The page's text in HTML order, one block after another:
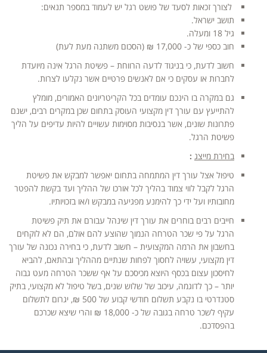
לצורך זכאות לסעד של פושט רגל יש לעמוד במספר תנאים:
תושב ישראל.
גיל 18 ומעלה.
חוב כספי של כ- 17,000 ₪ (הסכום משתנה מעת לעת)
חשוב לדעת, כי בניגוד לדעה הרווחת – פשיטת הרגל אינה מיועדת
לחברות או עסקים כי אם לאנשים פרטיים אשר נקלעו לצרות.
גם במקרה בו הינכם עומדים בכל הקריטריונים האמורים, מומלץ
להתייעץ עם עורך דין מקצועי העוסק בתחום שכן במקרים רבים, ישנם
פתרונות שונים, אשר בנסיבות מסוימות עשויים להיות עדיפים על הליך
פשיטת הרגל.
בחירת מייצג :
טיפול אצל עורך דין המתמחה בתחום יאפשר למבקש את פשיטת
הרגל לקבל לווי צמוד בהליך לכל אורכו של ההליך ועד בקשת להפטר
מחובותיו ועל ידי כך להימנע מפגיעה במבקש ו/או בזכויותיו.
חייבים רבים בוחרים את עורך דין שינהל עבורם את תיק פשיטת
הרגל על פי שכר הטרחה הנמוך שהוצע להם אולם, הם לא לוקחים
בחשבון את הרמה המקצועית – חשוב לדעת, כי בחירה נכונה של עורך
דין מקצועי, עשויה לחסוך לפחות שנתיים מההליך ובהתאם, להביא
לחיסכון עצום בכסף היוצא מכיסכם על אף ששכר הטרחה מעט גבוה
יותר – כך לדוגמה, עיכוב של שלוש שנים, בשל טיפול לא מקצועי, בתיק
סטנדרטי בו נקבע תשלום חודשי קבוע של 500 ₪, יגרום לתשלום
עקיף לשכר טרחה בגובה של כ- 18,000 ₪ והרי שיצא שכרכם
בהפסדכם.